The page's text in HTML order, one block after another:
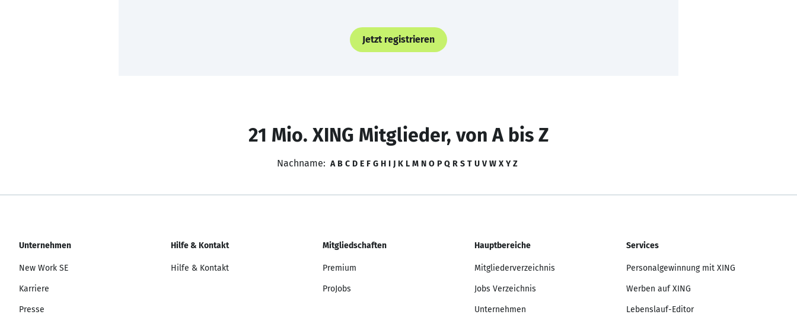
Jetzt registrieren
21 Mio. XING Mitglieder, von A bis Z
Nachname: A B C D E F G H I J K L M N O P Q R S T U V W X Y Z
Unternehmen
New Work SE
Karriere
Presse
Hilfe & Kontakt
Hilfe & Kontakt
Mitgliedschaften
Premium
ProJobs
Hauptbereiche
Mitgliederverzeichnis
Jobs Verzeichnis
Unternehmen
Services
Personalgewinnung mit XING
Werben auf XING
Lebenslauf-Editor